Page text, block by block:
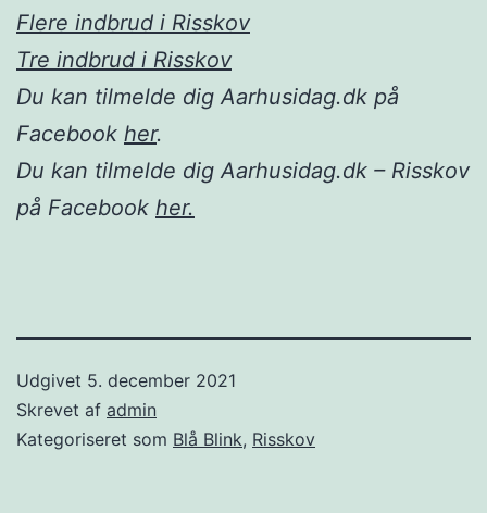
Flere indbrud i Risskov
Tre indbrud i Risskov
Du kan tilmelde dig Aarhusidag.dk på
Facebook her.
Du kan tilmelde dig Aarhusidag.dk – Risskov
på Facebook her.
Udgivet 5. december 2021
Skrevet af admin
Kategoriseret som Blå Blink, Risskov